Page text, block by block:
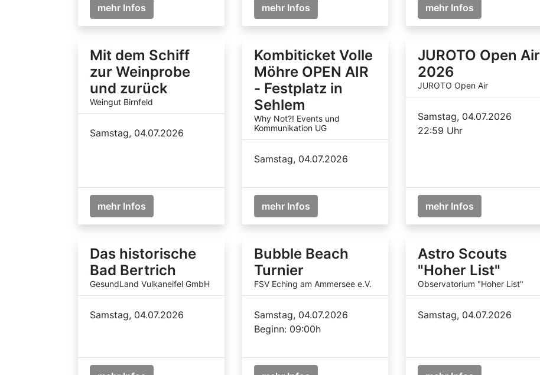
mehr Infos mehr Infos mehr Infos
Mit dem Schiff
zur Weinprobe
und zurück
Weingut Birnfeld
Samstag, 04.07.2026
mehr Infos
Kombiticket Volle
Möhre OPEN AIR
- Festplatz in
Sehlem
Why Not?! Events und
Kommunikation UG
Samstag, 04.07.2026
mehr Infos
JUROTO Open Air
2026
JUROTO Open Air
Samstag, 04.07.2026
22:59 Uhr
mehr Infos
Das historische
Bad Bertrich
GesundLand Vulkaneifel GmbH
Samstag, 04.07.2026
Bubble Beach
Turnier
FSV Eching am Ammersee e.V.
Samstag, 04.07.2026
Beginn: 09:00h
Astro Scouts
"Hoher List"
Observatorium "Hoher List"
Samstag, 04.07.2026